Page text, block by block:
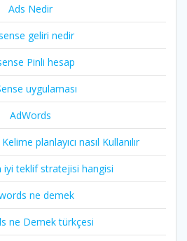
Ads Nedir
geliri nedir
Pinli hesap
uygulaması
AdWords
planlayıcı nasıl Kullanılır
iyi teklif stratejisi hangisi
ne demek
ne Demek türkçesi